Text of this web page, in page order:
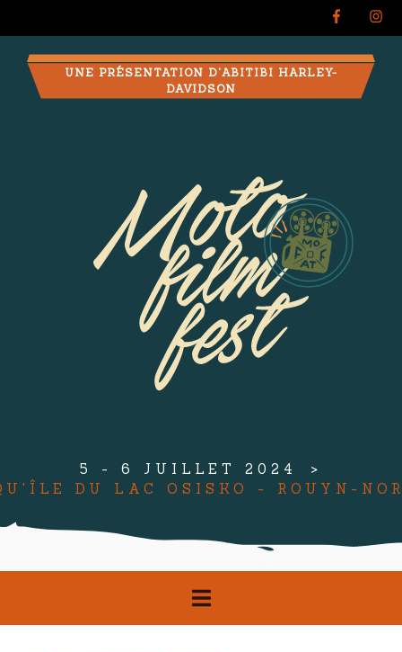
UNE PRÉSENTATION D'ABITIBI HARLEY-
DAVIDSON
5 - 6 JUILLET 2024
DU LAC OSISKO - ROUYN-